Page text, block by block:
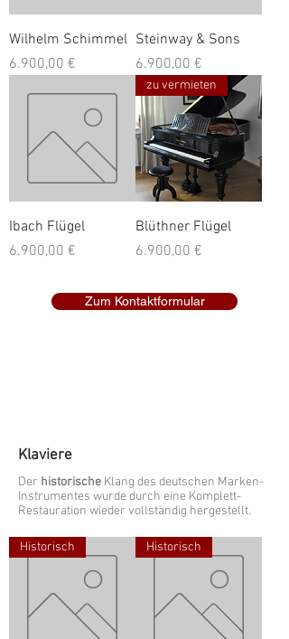
Wilhelm Schimmel
Preis
6.900,00 €
Steinway & Sons
Preis
6.900,00 €
Ibach Flügel
Preis
6.900,00 €
zu vermieten
Blüthner Flügel
Preis
6.900,00 €
Zum Kontaktformular
Klaviere
Der historische Klang des deutschen Marken-
Instrumentes wurde durch eine Komplett-
Restauration wieder vollständig hergestellt.
Historisch Historisch